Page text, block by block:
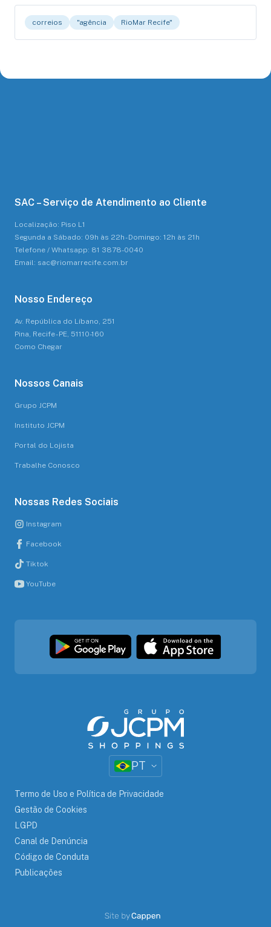
correios "agência RioMar Recife"
SAC – Serviço de Atendimento ao Cliente
Localização: Piso L1
Segunda a Sábado: 09h às 22h - Domingo: 12h às 21h
Telefone / Whatsapp: 81 3878-0040
Email: sac@riomarrecife.com.br
Nosso Endereço
Av. República do Líbano, 251
Pina, Recife - PE, 51110-160
Como Chegar
Nossos Canais
Grupo JCPM
Instituto JCPM
Portal do Lojista
Trabalhe Conosco
Nossas Redes Sociais
Instagram
Facebook
Tiktok
YouTube
PT
Termo de Uso e Política de Privacidade
Gestão de Cookies
LGPD
Canal de Denúncia
Código de Conduta
Publicações